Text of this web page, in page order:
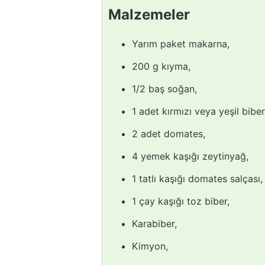
Malzemeler
Yarım paket makarna,
200 g kıyma,
1/2 baş soğan,
1 adet kırmızı veya yeşil
2 adet domates,
4 yemek kaşığı zeytinyağ,
1 tatlı kaşığı domates salçası,
1 çay kaşığı toz biber,
Karabiber,
Kimyon,